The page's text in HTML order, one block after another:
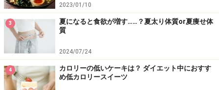
寒くなると、お弁当も温かいものがうれしいですね。最
近は、スープなどの汁物を保温できる専用コンテナーも
登場し、冬にあったかお弁当も気軽に持っていくことが
できます。今回は、手軽な食材でパパッとできちゃう、
とろーりクリームスープをご紹介。ショウガの風味がま
2023/01/10
3
夏になると食欲が増す……？夏太り体質or夏痩せ体
質
2024/07/24
4
カロリーの低いケーキは？ ダイエット中におすす
め低カロリースイーツ